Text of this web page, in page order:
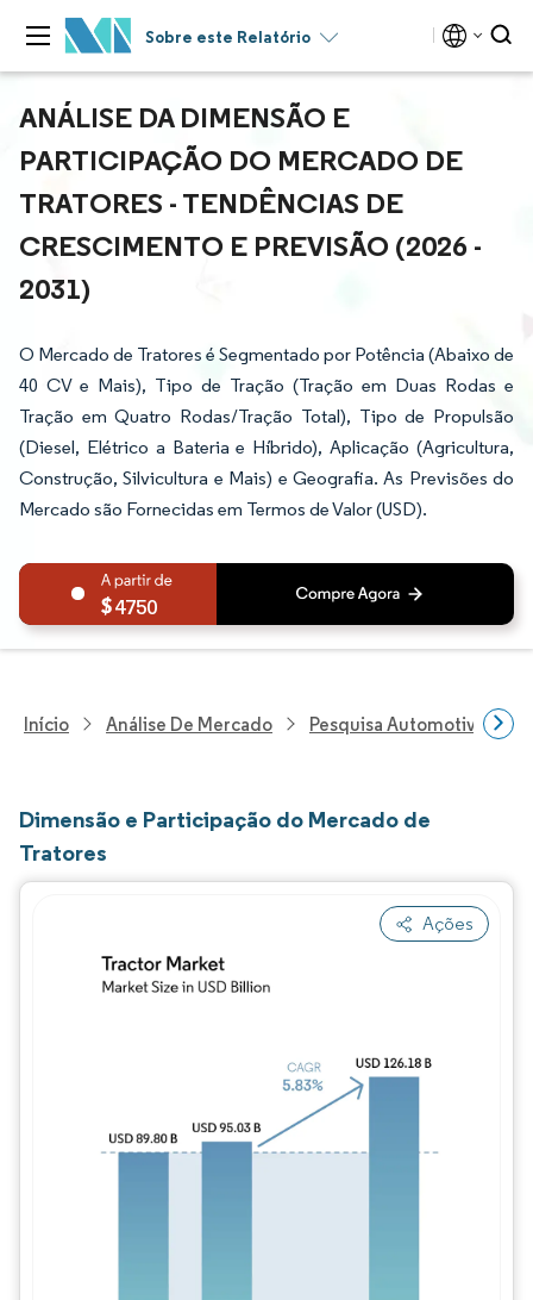
Sobre este Relatório
ANÁLISE DA DIMENSÃO E
PARTICIPAÇÃO DO MERCADO DE
TRATORES - TENDÊNCIAS DE
CRESCIMENTO E PREVISÃO (2026 -
2031)
O Mercado de Tratores é Segmentado por Potência (Abaixo de
40 CV e Mais), Tipo de Tração (Tração em Duas Rodas e
Tração em Quatro Rodas/Tração Total), Tipo de Propulsão
(Diesel, Elétrico a Bateria e Híbrido), Aplicação (Agricultura,
Construção, Silvicultura e Mais) e Geografia. As Previsões do
Mercado são Fornecidas em Termos de Valor (USD).
4750
Início Análise De Mercado Pesquisa Automotiva
Dimensão e Participação do Mercado de
Tratores
Ações